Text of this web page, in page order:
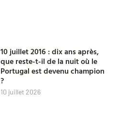
10 juillet 2016 : dix ans après,
que reste-t-il de la nuit où le
Portugal est devenu champion
?
10 juillet 2026